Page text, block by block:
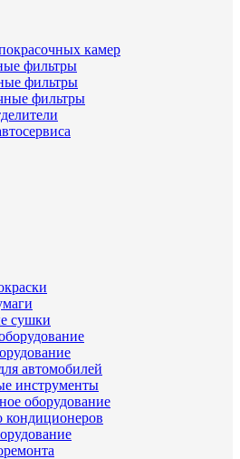
камер
фильтры
фильтры
фильтры
сушки
автомобилей
инструменты
оборудование
кондиционеров